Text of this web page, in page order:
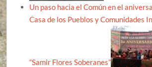
Un paso hacia el Común en el
Casa de los Pueblos y Comunidades
“Samir Flores Soberanes”